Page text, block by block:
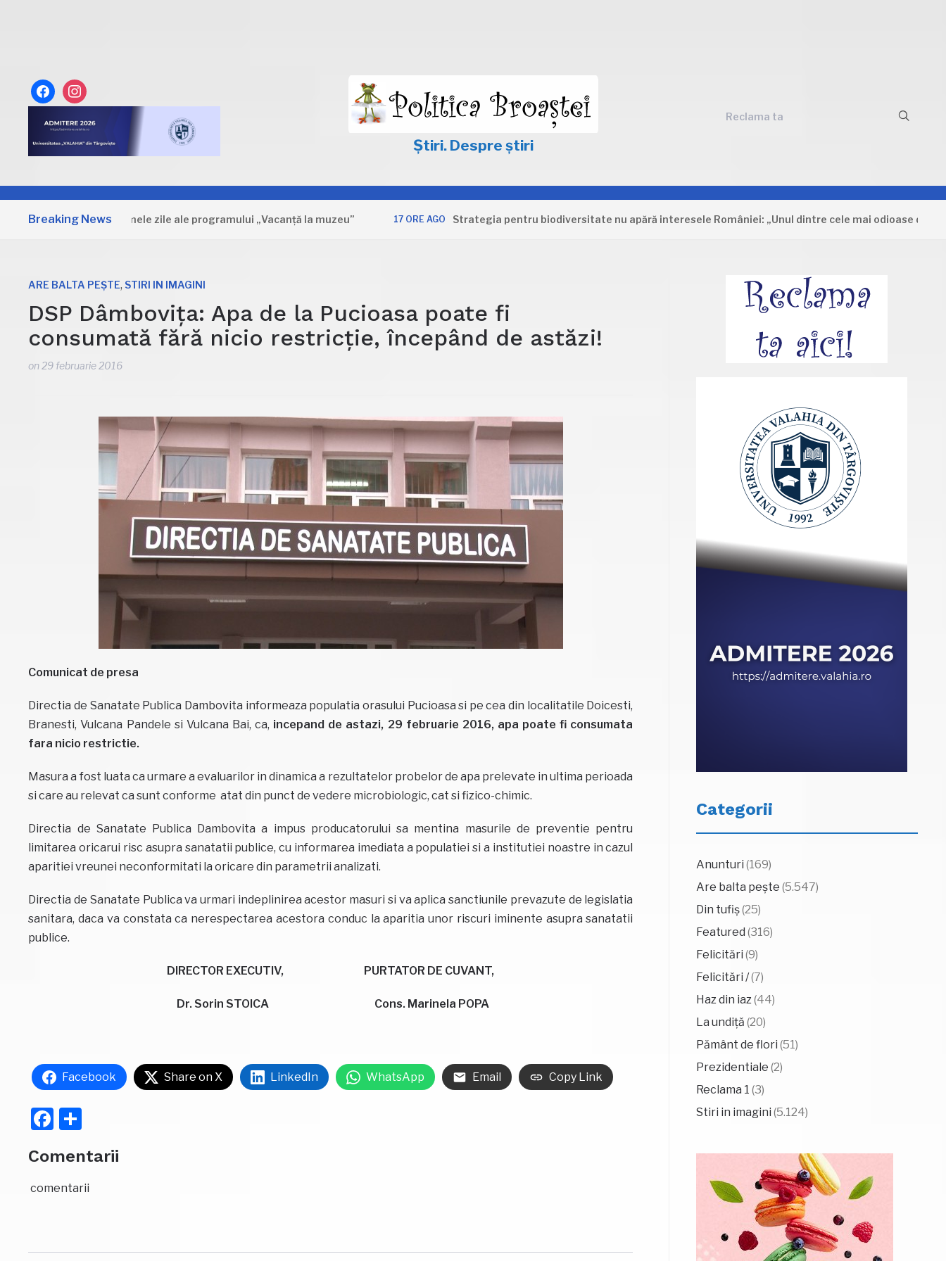
facebookinstagram
Știri. Despre știri
Reclama ta
Breaking News
Dâmbovița: Primele zile ale programului „Vacanță la muzeu” 17 ORE AGO Strategia pentru biodiversitate nu apără interesele României: „Unul dintre cele mai odioase documente
ARE BALTA PEȘTE, STIRI IN IMAGINI
DSP Dâmbovița: Apa de la Pucioasa poate fi
consumată fără nicio restricție, începând de astăzi!
on 29 februarie 2016
Comunicat de presa
Directia de Sanatate Publica Dambovita informeaza populatia orasului Pucioasa si pe cea din localitatile Doicesti,
Branesti, Vulcana Pandele si Vulcana Bai, ca, incepand de astazi, 29 februarie 2016, apa poate fi consumata
fara nicio restrictie.
Masura a fost luata ca urmare a evaluarilor in dinamica a rezultatelor probelor de apa prelevate in ultima perioada
si care au relevat ca sunt conforme atat din punct de vedere microbiologic, cat si fizico-chimic.
Directia de Sanatate Publica Dambovita a impus producatorului sa mentina masurile de preventie pentru
limitarea oricarui risc asupra sanatatii publice, cu informarea imediata a populatiei si a institutiei noastre in cazul
aparitiei vreunei neconformitati la oricare din parametrii analizati.
Directia de Sanatate Publica va urmari indeplinirea acestor masuri si va aplica sanctiunile prevazute de legislatia
sanitara, daca va constata ca nerespectarea acestora conduc la aparitia unor riscuri iminente asupra sanatatii
publice.
DIRECTOR EXECUTIV, PURTATOR DE CUVANT,
Dr. Sorin STOICA Cons. Marinela POPA
Facebook Share on X LinkedIn WhatsApp Email Copy Link
Facebook
Comentarii
comentarii
Categorii
Anunturi (169)
Are balta pește (5.547)
Din tufiș(25)
Featured (316)
Felicitări (9)
Felicitări /(7)
Haz din iaz(44)
La undiță (20)
Pământ de flori (51)
Prezidentiale (2)
Reclama 1 (3)
Stiri in imagini (5.124)